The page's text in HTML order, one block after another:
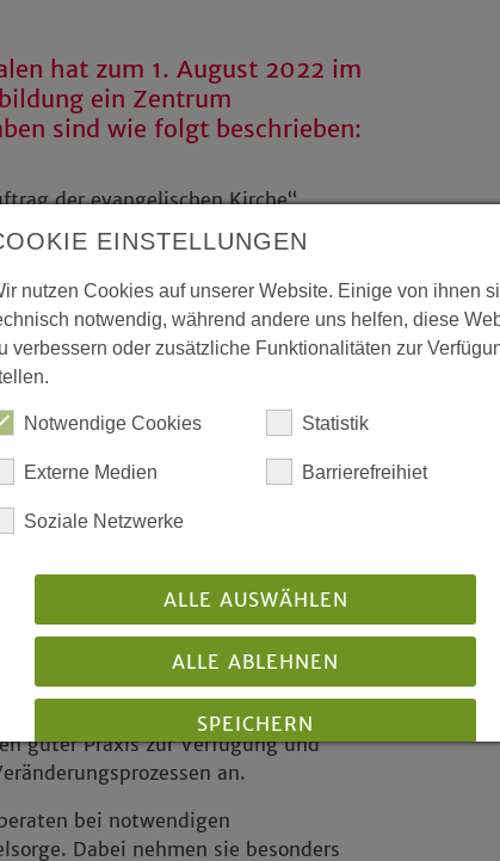
hat zum 1. August 2022 im
ein Zentrum
sind wie folgt beschrieben:
der evangelischen Kirche“
Diesen Auftrag
es die Fülle der Felder und
in den Blick nimmt.
und Beratung der seelsorglich
seelsorglichen Handelns
in Praxis und Theorie sowie
EKvW und an der
Damit gehören die
für die jeweiligen
und Kirchengemeinden sowie
ebenfalls zu den Aufgaben
Seelsorge beauftragte Personen
struktureller Veränderungsprozesse
Es stellt sein
guter Praxis zur Verfügung und
an.
bei notwendigen
Dabei nehmen sie besonders
EINSTELLUNGEN
nutzen Cookies auf unserer Website. Einige von ihnen
notwendig, während andere uns helfen, diese
verbessern oder zusätzliche Funktionalitäten zur
Notwendige Cookies Statistik
Externe Medien Barrierefreihiet
Soziale Netzwerke
ALLE AUSWÄHLEN
ALLE ABLEHNEN
SPEICHERN
Impressum